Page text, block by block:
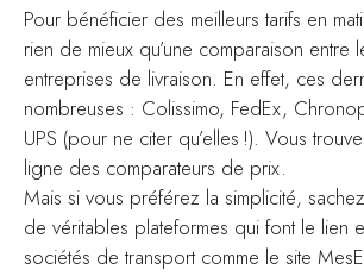
Pour bénéficier des meilleurs tarifs en
rien de mieux qu’une comparaison entre
entreprises de livraison. En effet, ces
nombreuses : Colissimo, FedEx,
UPS (pour ne citer qu’elles !). Vous
ligne des comparateurs de prix.
Mais si vous préférez la simplicité,
de véritables plateformes qui font le lien
sociétés de transport comme le site